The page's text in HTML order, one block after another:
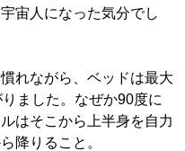
宙人になった気分でし
れながら、ベッドは最大
ました。なぜか90度に
はそこから上半身を自力
降りること。